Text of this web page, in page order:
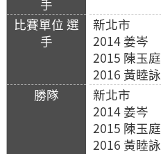
新北市
2014 姜岑
2015 陳玉庭
2016 黃睦詠
新北市
2014 姜岑
2015 陳玉庭
2016 黃睦詠